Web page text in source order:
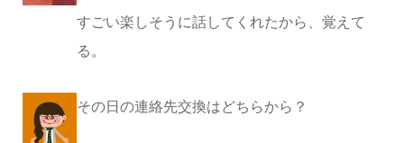
すごい楽しそうに話してくれたから、覚えて
る。
その日の連絡先交換はどちらから？